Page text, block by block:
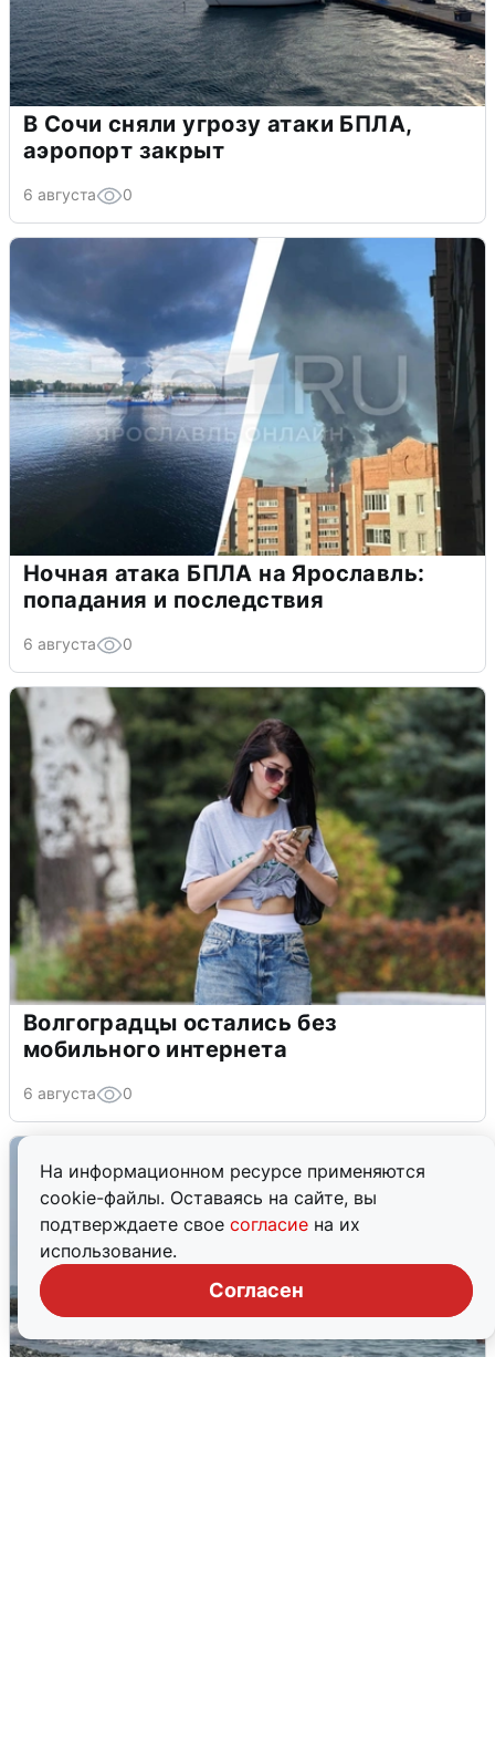
На информационном ресурсе применяются
cookie-файлы. Оставаясь на сайте, вы
подтверждаете свое согласие на их
использование.
Согласен
В Сочи сняли угрозу атаки БПЛА,
аэропорт закрыт
6 августа 0
Ночная атака БПЛА на Ярославль:
попадания и последствия
6 августа 0
Волгоградцы остались без
мобильного интернета
6 августа 0